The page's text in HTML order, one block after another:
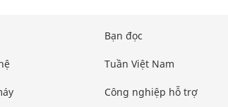
Bạn đọc
Tuần Việt Nam
Công nghiệp hỗ trợ